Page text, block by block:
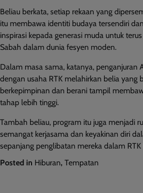
Beliau berkata, setiap rekaan yang
itu membawa identiti budaya tersendiri
inspirasi kepada generasi muda untuk
Sabah dalam dunia fesyen moden.
Dalam masa sama, katanya, penganjuran
dengan usaha RTK melahirkan belia yang
berkepimpinan dan berani tampil
tahap lebih tinggi.
Tambah beliau, program itu juga menjadi
semangat kerjasama dan keyakinan diri
sepanjang penglibatan mereka dalam
Posted in Hiburan, Tempatan